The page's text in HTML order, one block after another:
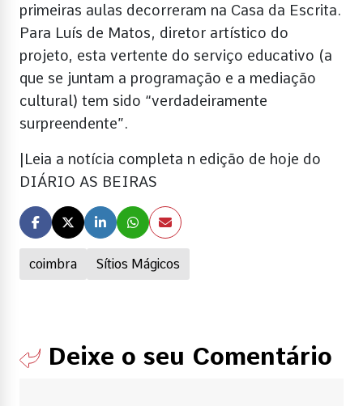
coimbra Sítios Mágicos
primeiras aulas decorreram na Casa da Escrita.
Para Luís de Matos, diretor artístico do
projeto, esta vertente do serviço educativo (a
que se juntam a programação e a mediação
cultural) tem sido “verdadeiramente
surpreendente”.
|Leia a notícia completa n edição de hoje do
DIÁRIO AS BEIRAS
Deixe o seu Comentário